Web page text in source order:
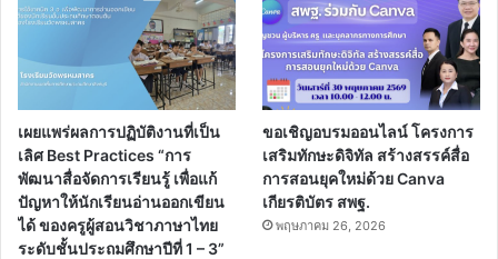
เผยแพร่ผลการปฏิบัติงานที่เป็น
เลิศ Best Practices “การ
พัฒนาสื่อจัดการเรียนรู้ เพื่อแก้
ปัญหาให้นักเรียนอ่านออกเขียน
ได้ ของครูผู้สอนวิชาภาษาไทย
ระดับชั้นประถมศึกษาปีที่ 1 – 3”
ขอเชิญอบรมออนไลน์ โครงการ
เสริมทักษะดิจิทัล สร้างสรรค์สื่อ
การสอนยุคใหม่ด้วย Canva
เกียรติบัตร สพฐ.
พฤษภาคม 26, 2026